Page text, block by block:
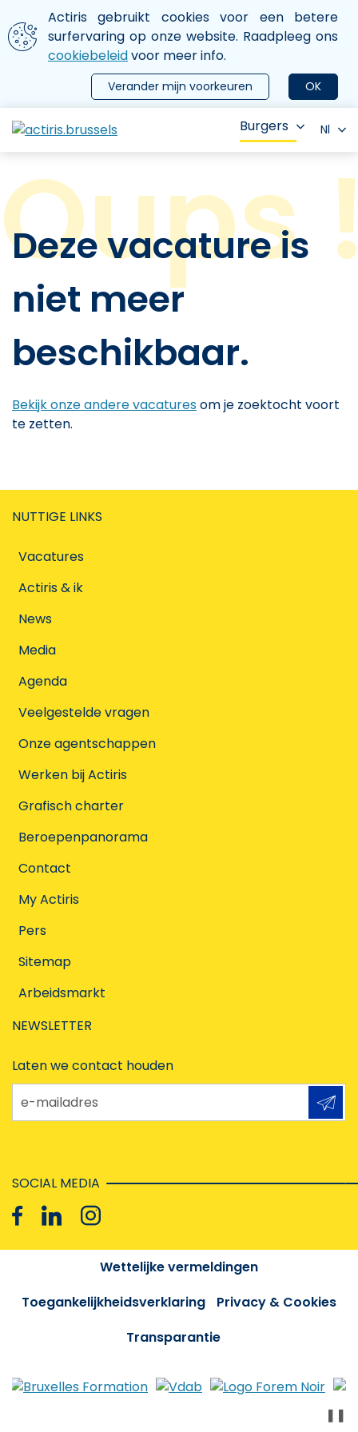
Aller au contenu principal
We gebruiken cookies
Actiris gebruikt cookies voor een betere
surfervaring op onze website. Raadpleeg ons
cookiebeleidvoor meer info.
OK
Verander mijn voorkeuren
le menu
Burgers Nl
Deze vacature is
niet meer
beschikbaar.
Bekijk onze andere vacaturesom je zoektocht voort
te zetten.
NUTTIGE LINKS
Vacatures
Actiris & ik
News
Media
Agenda
Veelgestelde vragen
Onze agentschappen
Werken bij Actiris
Grafisch charter
Beroepenpanorama
Contact
My Actiris
Pers
Sitemap
Arbeidsmarkt
NEWSLETTER
Laten we contact houden
e-mailadres
SOCIAL MEDIA
Wettelijke vermeldingen
Toegankelijkheidsverklaring
Privacy & Cookies
Transparantie
❚❚